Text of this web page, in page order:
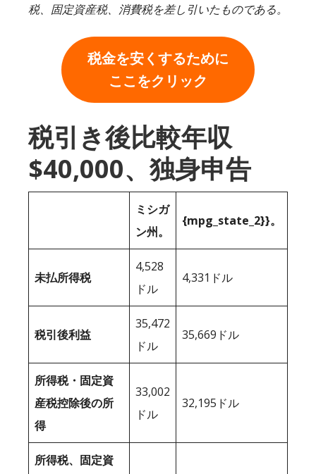
税、固定資産税、消費税を差し引いたものである。
税金を安くするために
ここをクリック
税引き後比較年収
$40,000、独身申告
ミシガ
ン州。
{mpg_state_2}}。
未払所得税
4,528
ドル
4,331ドル
税引後利益
35,472
ドル
35,669ドル
所得税・固定資
産税控除後の所
得
33,002
ドル
32,195ドル
所得税、固定資